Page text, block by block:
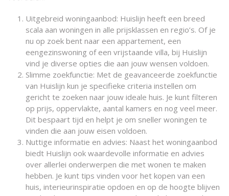
Uitgebreid woningaanbod: Huislijn heeft een breed
scala aan woningen in alle prijsklassen en regio’s. Of je
nu op zoek bent naar een appartement, een
eengezinswoning of een vrijstaande villa, bij Huislijn
vind je diverse opties die aan jouw wensen voldoen.
Slimme zoekfunctie: Met de geavanceerde zoekfunctie
van Huislijn kun je specifieke criteria instellen om
gericht te zoeken naar jouw ideale huis. Je kunt filteren
op prijs, oppervlakte, aantal kamers en nog veel meer.
Dit bespaart tijd en helpt je om sneller woningen te
vinden die aan jouw eisen voldoen.
Nuttige informatie en advies: Naast het woningaanbod
biedt Huislijn ook waardevolle informatie en advies
over allerlei onderwerpen die met wonen te maken
hebben. Je kunt tips vinden voor het kopen van een
huis, interieurinspiratie opdoen en op de hoogte blijven